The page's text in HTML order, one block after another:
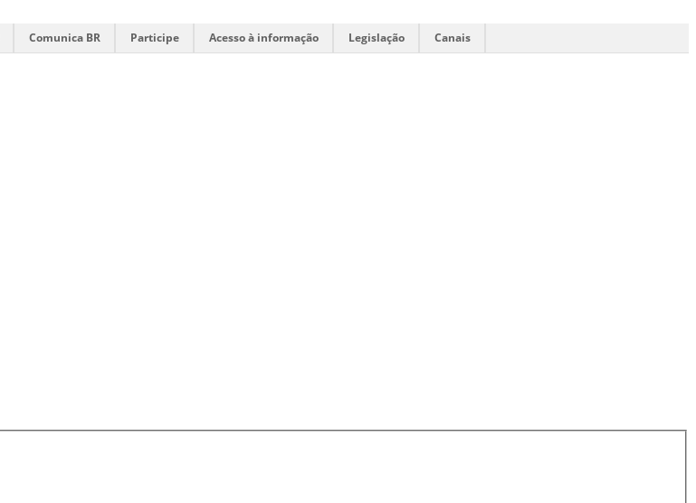
Comunica BR Participe Acesso à informação Legislação Canais